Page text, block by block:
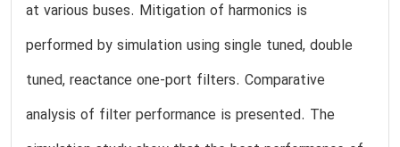
at various buses. Mitigation of harmonics is
performed by simulation using single tuned, double
tuned, reactance one-port filters. Comparative
analysis of filter performance is presented. The